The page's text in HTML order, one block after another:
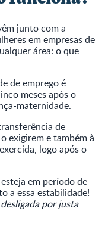
junto com a
em empresas de
área: o que
de emprego é
meses após o
maternidade.
de
exigirem e também à
logo após o
em período de
a essa estabilidade!
por justa